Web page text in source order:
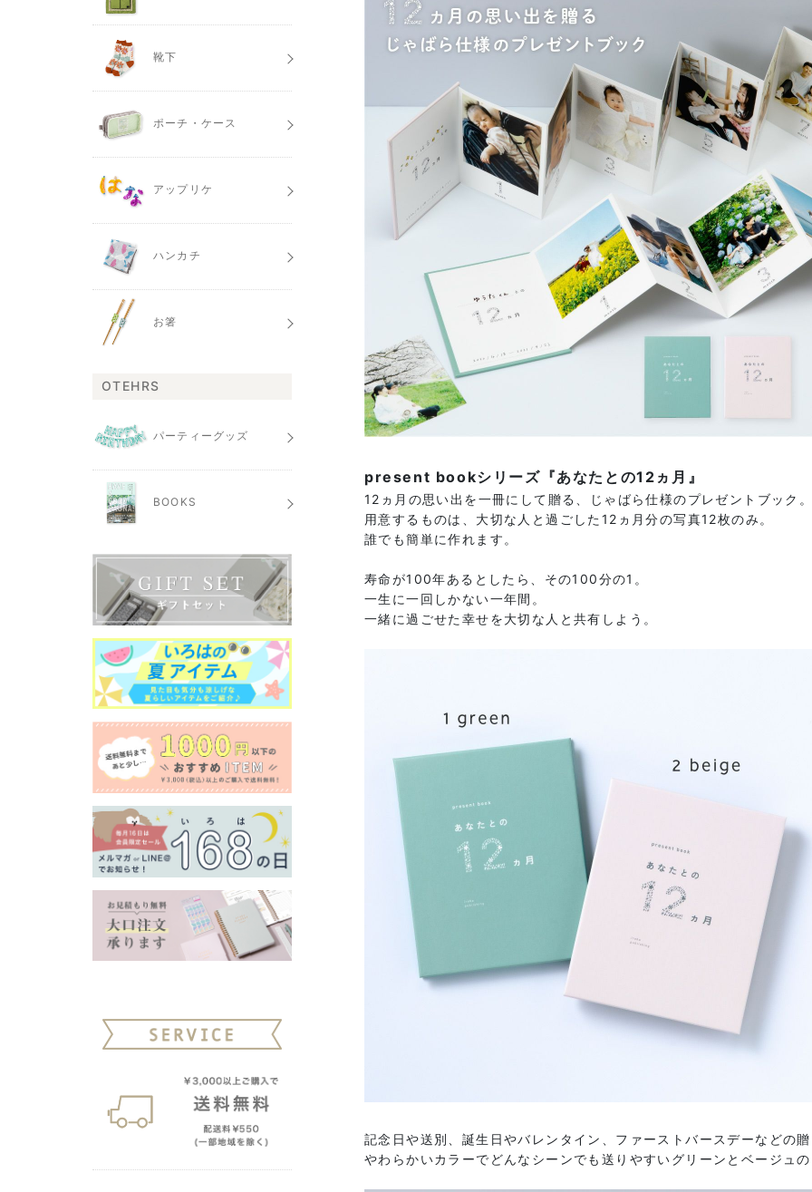
present bookシリーズ『あなたとの12ヵ月』
12ヵ月の思い出を一冊にして贈る、じゃばら仕様のプレゼントブック
用意するものは、大切な人と過ごした12ヵ月分の写真12枚のみ。
誰でも簡単に作れます。
寿命が100年あるとしたら、その100分の1。
一生に一回しかない一年間。
一緒に過ごせた幸せを大切な人と共有しよう。
記念日や送別、誕生日やバレンタイン、ファーストバースデーなどの
やわらかいカラーでどんなシーンでも送りやすいグリーンとベージュ
靴下
ポーチ・ケース
アップリケ
ハンカチ
お箸
OTEHRS
パーティーグッズ
BOOKS